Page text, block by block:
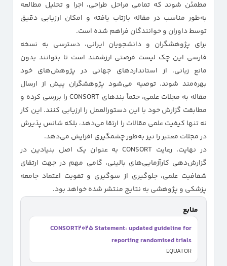
مطمئن شوند که تمامی مراحل طراحی، اجرا و تحلیل مطالعه
به‌طور مناسب در مقاله بازتاب یافته و امکان ارزیابی دقیق
توسط داوران و خوانندگان فراهم شده است.
برای پژوهشگران و دانشجویان ایرانی، دسترسی به نسخه
فارسی این چک لیست فرصتی ارزشمند است تا بتوانند بدون
مانع زبانی، از استانداردهای جهانی در پژوهش‌های خود
بهره‌مند شوند. توصیه می‌شود پژوهشگران پیش از ارسال
مقاله به مجلات علمی، حتماً بندهای CONSORT را بررسی کرده و
مطابقت گزارش خود با این دستورالعمل را ارزیابی کنند. این کار
نه تنها کیفیت علمی مقالات را ارتقا می‌دهد، بلکه شانس پذیرش
در مجلات معتبر را نیز به‌طور چشمگیری افزایش می‌دهد.
در نهایت، رعایت CONSORT به عنوان یک اصل بنیادین در
گزارش‌دهی کارآزمایی‌های بالینی، گامی مهم در جهت ارتقای
شفافیت علمی، جلوگیری از سوگیری و تقویت اعتماد جامعه
پزشکی و پژوهشی به نتایج منتشر شده خواهد بود.
منابع
CONSORT2025 Statement: updated guideline for
reporting randomised trials
EQUATOR